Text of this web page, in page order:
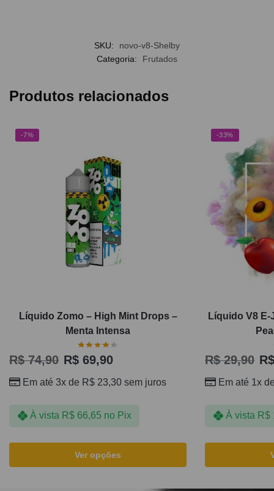
SKU:
novo-v8-Shelby
Categoria:
Frutados
Produtos relacionados
-7%
Líquido Zomo – High Mint Drops –
Menta Intensa
R$74,90 R$ 69,90
Em até 3x de R$ 23,30 sem juros
À vista R$66,65 no Pix
Ver opções
-33%
Líquido V8
R$29,90 R$
Em até 1x
À vista R$